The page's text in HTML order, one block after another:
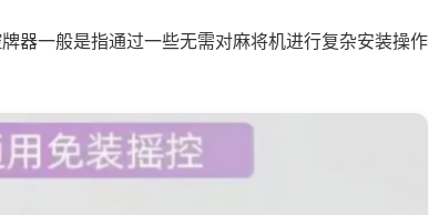
器一般是指通过一些无需对麻将机进行复杂安装操作